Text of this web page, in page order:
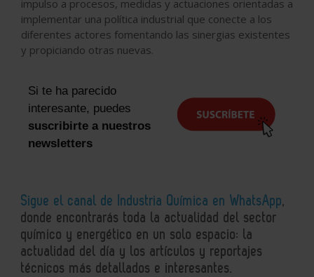
impulso a procesos, medidas y actuaciones orientadas a
implementar una política industrial que conecte a los
diferentes actores fomentando las sinergias existentes
y propiciando otras nuevas.
Si te ha parecido
interesante, puedes
suscribirte a nuestros
newsletters
Sigue el canal de Industria Química en WhatsApp,
donde encontrarás toda la actualidad del sector
químico y energético en un solo espacio: la
actualidad del día y los artículos y reportajes
técnicos más detallados e interesantes.